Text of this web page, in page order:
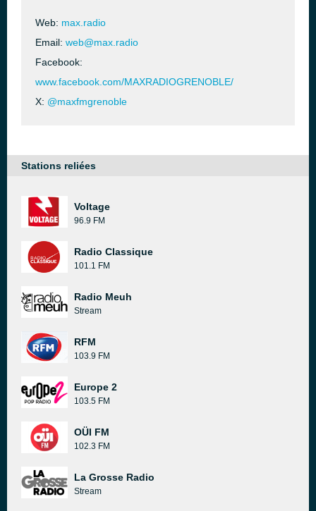
Web: max.radio
Email: web@max.radio
Facebook:
www.facebook.com/MAXRADIOGRENOBLE/
X: @maxfmgrenoble
Stations reliées
Voltage
96.9 FM
Radio Classique
101.1 FM
Radio Meuh
Stream
RFM
103.9 FM
Europe 2
103.5 FM
OÜI FM
102.3 FM
La Grosse Radio
Stream